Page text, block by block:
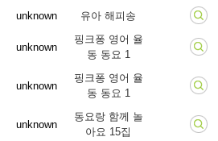
unknown 유아 해피송
unknown
핑크퐁 영어 율
동 동요 1
unknown
핑크퐁 영어 율
동 동요 1
unknown
동요랑 함께 놀
아요 15집